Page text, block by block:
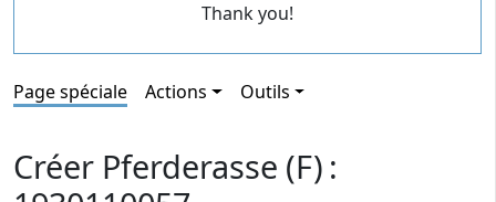
Thank you!
Page spéciale Actions Outils
Créer Pferderasse (F) :